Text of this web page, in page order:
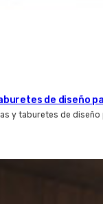
de diseño
y taburetes de